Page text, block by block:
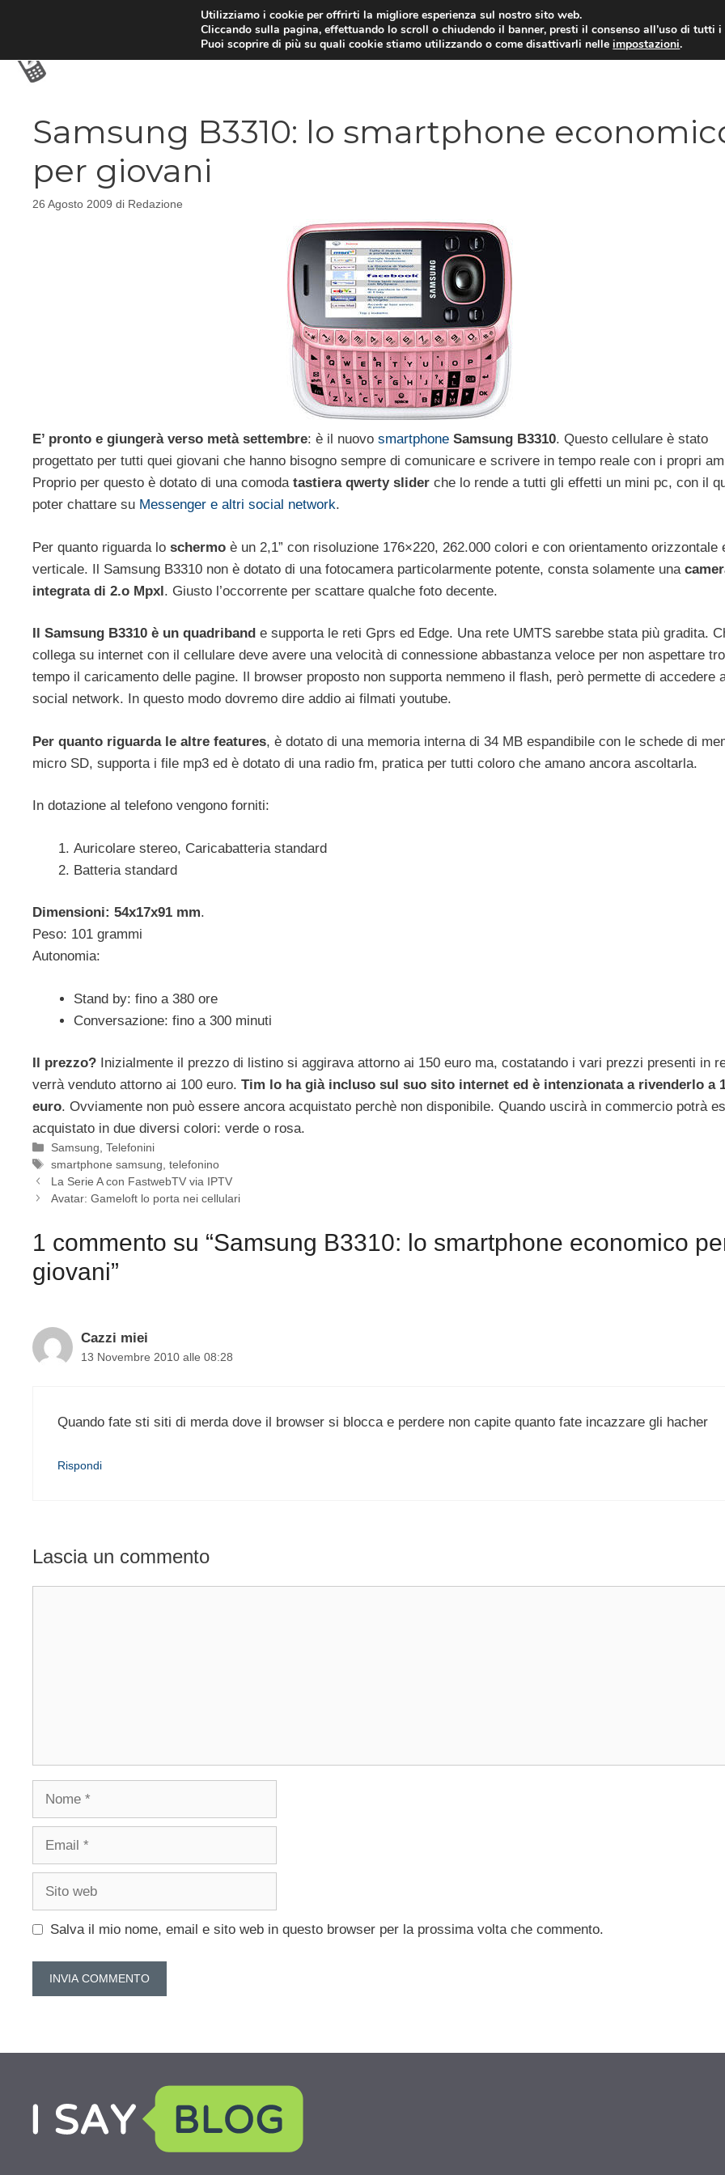
TARIFFE E PROMOZIONI
Samsung B3310: lo smartphone
per giovani
26 Agosto 2009 di Redazione
E’ pronto e giungerà verso metà settembre: è il nuovo smartphone Samsung B3310. Questo cellulare è stato
progettato per tutti quei giovani che hanno bisogno sempre di comunicare e scrivere in tempo reale con i propri
Proprio per questo è dotato di una comodatastiera qwerty slider che lo rende a tutti gli effetti un mini pc, con il
poter chattare su Messenger e altri social network.
Per quanto riguarda lo schermo è un 2,1” con risoluzione 176×220, 262.000 colori e con orientamento orizzontale
verticale. Il Samsung B3310 non è dotato di una fotocamera particolarmente potente, consta solamente una
integrata di 2.o Mpxl. Giusto l’occorrente per scattare qualche foto decente.
Il Samsung B3310 è un quadriband e supporta le reti Gprs ed Edge. Una rete UMTS sarebbe stata più gradita.
collega su internet con il cellulare deve avere una velocità di connessione abbastanza veloce per non aspettare
tempo il caricamento delle pagine. Il browser proposto non supporta nemmeno il flash, però permette di accedere
social network. In questo modo dovremo dire addio ai filmati youtube.
Per quanto riguarda le altre features, è dotato di una memoria interna di 34 MB espandibile con le schede di
micro SD, supporta i file mp3 ed è dotato di una radio fm, pratica per tutti coloro che amano ancora ascoltarla.
In dotazione al telefono vengono forniti:
Auricolare stereo, Caricabatteria standard
Batteria standard
Dimensioni: 54x17x91 mm.
Peso: 101 grammi
Autonomia:
Stand by: fino a 380 ore
Conversazione: fino a 300 minuti
Il prezzo? Inizialmente il prezzo di listino si aggirava attorno ai 150 euro ma, costatando i vari prezzi presenti in
verrà venduto attorno ai 100 euro. Tim lo ha già incluso sul suo sito internet ed è intenzionata a rivenderlo a
euro. Ovviamente non può essere ancora acquistato perchè non disponibile. Quando uscirà in commercio potrà
acquistato in due diversi colori: verde o rosa.
Categorie
Samsung ,Telefonini
Tag
smartphone samsung ,telefonino
La Serie A con FastwebTV via IPTV
Avatar: Gameloft lo porta nei cellulari
1 commento su “Samsung B3310: lo smartphone economico
giovani”
Cazzi miei
13 Novembre 2010 alle 08:28
Quando fate sti siti di merda dove il browser si blocca e perdere non capite quanto fate incazzare gli hacher
Rispondi
Lascia un commento
Nome
Email
Sito
Salva il mio nome, email e sito web in questo browser per la prossima volta che commento.
Utilizziamo i cookie per offrirti la migliore esperienza sul nostro sito web.
Cliccando sulla pagina, effettuando lo scroll o chiudendo il banner, presti il consenso all’uso di tutti i
Puoi scoprire di più su quali cookie stiamo utilizzando o come disattivarli nelleimpostazioni.